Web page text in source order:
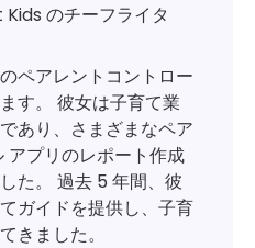
のチーフライタ
ペアレントコントロー
す。 彼女は子育て業
あり、さまざまなペア
アプリのレポート作成
た。 過去 5 年間、彼
ガイドを提供し、子育
きました。